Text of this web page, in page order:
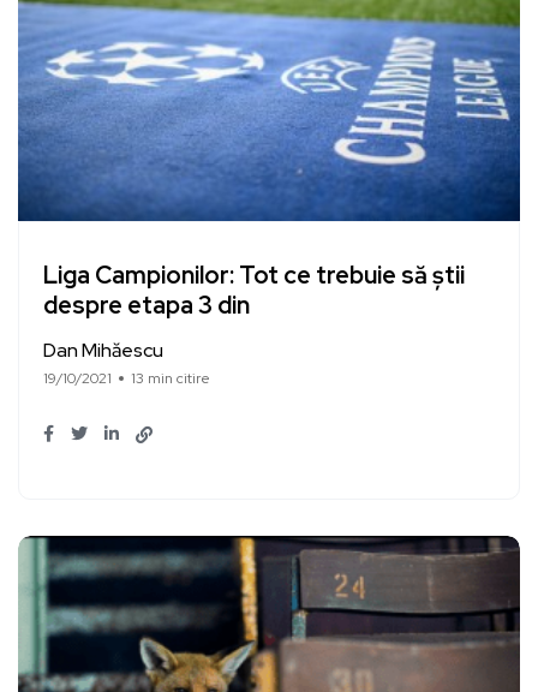
Liga Campionilor: Tot ce trebuie să știi
despre etapa 3 din
Dan Mihăescu
19/10/2021 13 min citire